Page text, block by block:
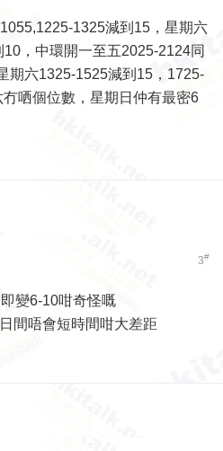
1325減到15，星期六
，中環開一至五2025-2124同
期六1325-1525減到15，1725-
哂個位數，星期日仲有最密6
3#
變6-10咁奇怪嘅
間唔會短時間咁大差距